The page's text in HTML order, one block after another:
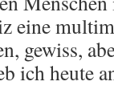
eine
gewiss,
ich heute